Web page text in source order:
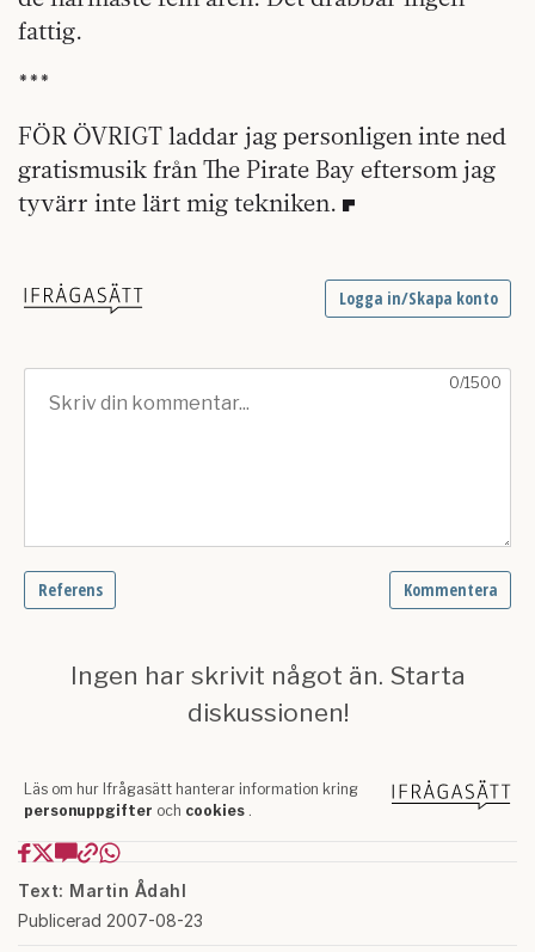
fattig.
***
FÖR ÖVRIGT laddar jag personligen inte ned
gratismusik från The Pirate Bay eftersom jag
tyvärr inte lärt mig tekniken.
Text: Martin Ådahl
Publicerad 2007-08-23